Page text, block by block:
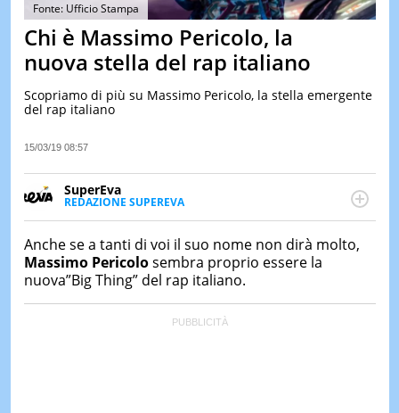
&
TEST
LE
DI
Fonte: Ufficio Stampa
Chi è Massimo Pericolo, la
nuova stella del rap italiano
Scopriamo di più su Massimo Pericolo, la stella emergente
del rap italiano
15/03/19 08:57
SuperEva
REDAZIONE SUPEREVA
SuperEva è il magazine di Italiaonline dedicato a
Pensato per tutti ma soprattutto per la GenZ, molto
“social” e sempre in cerca di notizie originali. Dalle
tendenze del momento ai fatti più strani alle
scoperte più divertenti: mille storie da scoprire ogni
Anche se a tanti di voi il suo nome non dirà molto,
Massimo Pericolosembra proprio essere la
nuova”Big Thing” del rap italiano.